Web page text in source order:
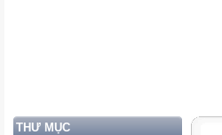
THƯ MỤC